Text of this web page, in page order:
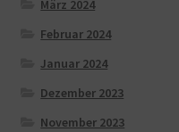
März 2024
Februar 2024
Januar 2024
Dezember 2023
November 2023